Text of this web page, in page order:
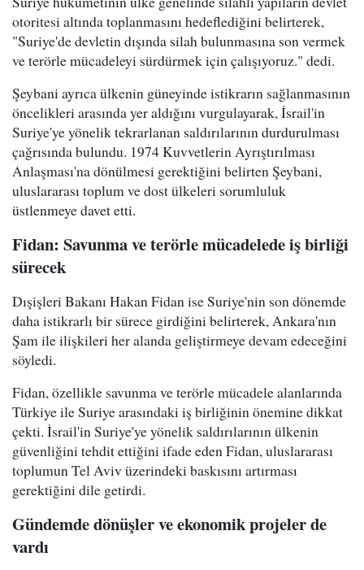
otoritesi altında toplanmasını hedeflediğini belirterek,
"Suriye'de devletin dışında silah bulunmasına son vermek
ve terörle mücadeleyi sürdürmek için çalışıyoruz." dedi.
Şeybani ayrıca ülkenin güneyinde istikrarın sağlanmasının
öncelikleri arasında yer aldığını vurgulayarak, İsrail'in
Suriye'ye yönelik tekrarlanan saldırılarının durdurulması
çağrısında bulundu. 1974 Kuvvetlerin Ayrıştırılması
Anlaşması'na dönülmesi gerektiğini belirten Şeybani,
uluslararası toplum ve dost ülkeleri sorumluluk
üstlenmeye davet etti.
Fidan: Savunma ve terörle mücadelede iş birliği
sürecek
Dışişleri Bakanı Hakan Fidan ise Suriye'nin son dönemde
daha istikrarlı bir sürece girdiğini belirterek, Ankara'nın
Şam ile ilişkileri her alanda geliştirmeye devam edeceğini
söyledi.
Fidan, özellikle savunma ve terörle mücadele alanlarında
Türkiye ile Suriye arasındaki iş birliğinin önemine dikkat
çekti. İsrail'in Suriye'ye yönelik saldırılarının ülkenin
güvenliğini tehdit ettiğini ifade eden Fidan, uluslararası
toplumun Tel Aviv üzerindeki baskısını artırması
gerektiğini dile getirdi.
Gündemde dönüşler ve ekonomik projeler de
vardı